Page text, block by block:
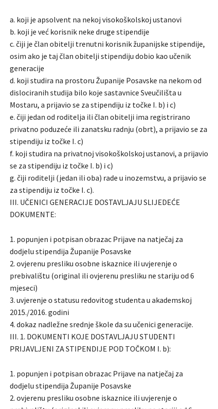
a. koji je apsolvent na nekoj visokoškolskoj ustanovi
b. koji je već korisnik neke druge stipendije
c. čiji je član obitelji trenutni korisnik županijske stipendije,
osim ako je taj član obitelji stipendiju dobio kao učenik
generacije
d. koji studira na prostoru Županije Posavske na nekom od
dislociranih studija bilo koje sastavnice Sveučilišta u
Mostaru, a prijavio se za stipendiju iz točke I. b) i c)
e. čiji jedan od roditelja ili član obitelji ima registrirano
privatno poduzeće ili zanatsku radnju (obrt), a prijavio se za
stipendiju iz točke I. c)
f. koji studira na privatnoj visokoškolskoj ustanovi, a prijavio
se za stipendiju iz točke I. b) i c)
g. čiji roditelji (jedan ili oba) rade u inozemstvu, a prijavio se
za stipendiju iz točke I. c).
III. UČENICI GENERACIJE DOSTAVLJAJU SLIJEDEĆE
DOKUMENTE:
1. popunjen i potpisan obrazac Prijave na natječaj za
dodjelu stipendija Županije Posavske
2. ovjerenu presliku osobne iskaznice ili uvjerenje o
prebivalištu (original ili ovjerenu presliku ne stariju od 6
mjeseci)
3. uvjerenje o statusu redovitog studenta u akademskoj
2015./2016. godini
4. dokaz nadležne srednje škole da su učenici generacije.
III. 1. DOKUMENTI KOJE DOSTAVLJAJU STUDENTI
PRIJAVLJENI ZA STIPENDIJE POD TOČKOM I. b):
1. popunjen i potpisan obrazac Prijave na natječaj za
dodjelu stipendija Županije Posavske
2. ovjerenu presliku osobne iskaznice ili uvjerenje o